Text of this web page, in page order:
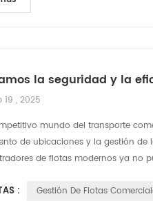
la seguridad y la
19 , 2025
mundo del transporte
de ubicaciones y la gestión
de flotas modernos ya no
: Gestión De Flotas